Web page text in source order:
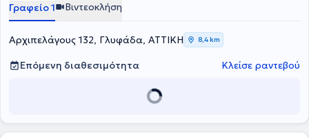
Γραφείο 1 Βιντεοκλήση
Αρχιπελάγους 132, Γλυφάδα, ΑΤΤΙΚΗ 8,4 km
Επόμενη διαθεσιμότητα Κλείσε ραντεβού